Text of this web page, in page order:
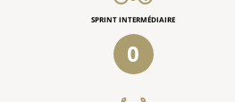
SPRINT INTERMÉDIAIRE
0